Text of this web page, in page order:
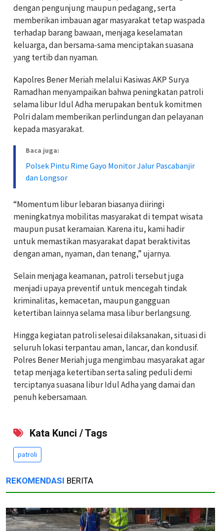
dengan pengunjung maupun pedagang, serta
memberikan imbauan agar masyarakat tetap waspada
terhadap barang bawaan, menjaga keselamatan
keluarga, dan bersama-sama menciptakan suasana
yang tertib dan nyaman.
Kapolres Bener Meriah melalui Kasiwas AKP Surya
Ramadhan menyampaikan bahwa peningkatan patroli
selama libur Idul Adha merupakan bentuk komitmen
Polri dalam memberikan perlindungan dan pelayanan
kepada masyarakat.
Baca juga:
Polsek Pintu Rime Gayo Monitor Jalur Pascabanjir
dan Longsor
“Momentum libur lebaran biasanya diiringi
meningkatnya mobilitas masyarakat di tempat wisata
maupun pusat keramaian. Karena itu, kami hadir
untuk memastikan masyarakat dapat beraktivitas
dengan aman, nyaman, dan tenang,” ujarnya.
Selain menjaga keamanan, patroli tersebut juga
menjadi upaya preventif untuk mencegah tindak
kriminalitas, kemacetan, maupun gangguan
ketertiban lainnya selama masa libur berlangsung.
Hingga kegiatan patroli selesai dilaksanakan, situasi di
seluruh lokasi terpantau aman, lancar, dan kondusif.
Polres Bener Meriah juga mengimbau masyarakat agar
tetap menjaga ketertiban serta saling peduli demi
terciptanya suasana libur Idul Adha yang damai dan
penuh kebersamaan.
Kata Kunci / Tags
patroli
REKOMENDASI BERITA